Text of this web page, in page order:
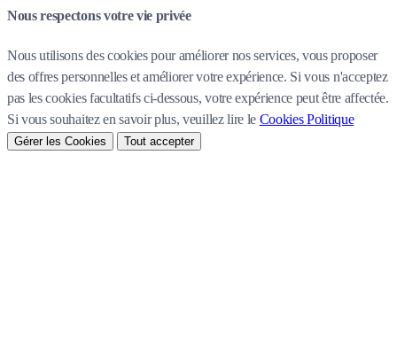
Nous respectons votre vie privée
Nous utilisons des cookies pour améliorer nos services, vous proposer
des offres personnelles et améliorer votre expérience. Si vous n'acceptez
pas les cookies facultatifs ci-dessous, votre expérience peut être affectée.
Si vous souhaitez en savoir plus, veuillez lire le Cookies Politique
Gérer les Cookies Tout accepter